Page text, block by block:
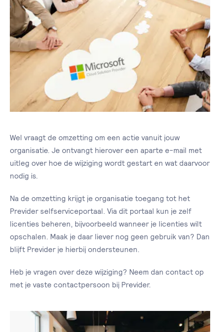
Wel vraagt de omzetting om een actie vanuit jouw
organisatie. Je ontvangt hierover een aparte e-mail met
uitleg over hoe de wijziging wordt gestart en wat daarvoor
nodig is.
Na de omzetting krijgt je organisatie toegang tot het
Previder selfserviceportaal. Via dit portaal kun je zelf
licenties beheren, bijvoorbeeld wanneer je licenties wilt
opschalen. Maak je daar liever nog geen gebruik van? Dan
blijft Previder je hierbij ondersteunen.
Heb je vragen over deze wijziging? Neem dan contact op
met je vaste contactpersoon bij Previder.